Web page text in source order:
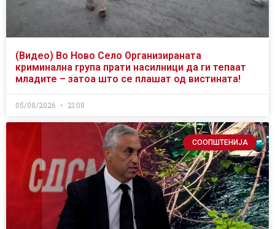
(Видео) Во Ново Село Организираната
криминална група прати насилници да ги тепаат
младите – затоа што се плашат од вистината!
05/08/2026 21:08
СООПШТЕНИЈА